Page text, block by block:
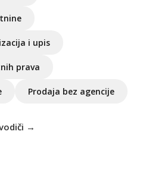
i upis
prava
Prodaja bez agencije
→